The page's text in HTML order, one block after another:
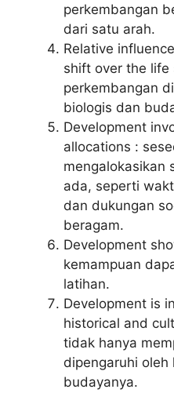
perkembangan
dari satu arah.
Relative
shift over the life
perkembangan
biologis dan
Development
allocations :
mengalokasikan
ada, seperti
dan dukungan
beragam.
Development
kemampuan
latihan.
Development is
historical and
tidak hanya
dipengaruhi oleh
budayanya.